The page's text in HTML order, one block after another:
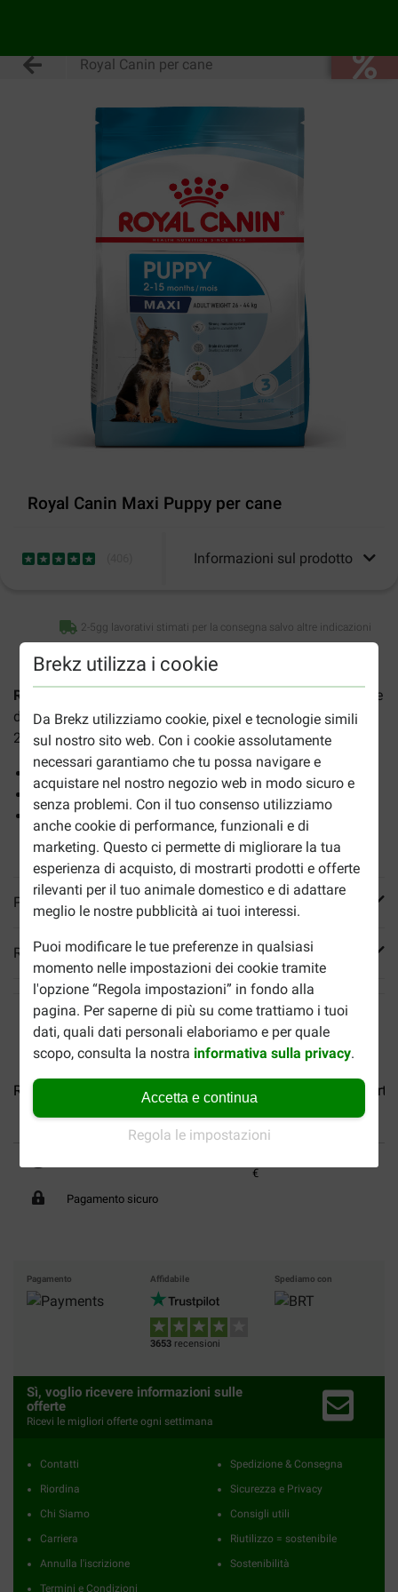
Brekz utilizza i cookie
Da Brekz utilizziamo cookie, pixel e tecnologie simili
sul nostro sito web. Con i cookie assolutamente
necessari garantiamo che tu possa navigare e
acquistare nel nostro negozio web in modo sicuro e
senza problemi. Con il tuo consenso utilizziamo
anche cookie di performance, funzionali e di
marketing. Questo ci permette di migliorare la tua
esperienza di acquisto, di mostrarti prodotti e offerte
rilevanti per il tuo animale domestico e di adattare
meglio le nostre pubblicità ai tuoi interessi.
Puoi modificare le tue preferenze in qualsiasi
momento nelle impostazioni dei cookie tramite
l'opzione “Regola impostazioni” in fondo alla
pagina. Per saperne di più su come trattiamo i tuoi
dati, quali dati personali elaboriamo e per quale
scopo, consulta la nostra informativa sulla privacy.
Accetta e continua
Regola le impostazioni
Royal Canin per cane
Royal Canin Maxi Puppy per cane
Informazioni sul prodotto
2-5gg lavorativi stimati per la consegna salvo altre indicazioni
Royal Canin Maxi Puppy
è un alimento per cuccioli di razze
di grandi dimensioni fino a 15 mesi con un peso adulto da
26 a 45 kg. I vantaggi:
Supporta la resistenza naturale
Crescita sostenuta - Fabbisogno energetico moderato
Da abbinare al cibo umido corrispondente, che puoi
ordinare a parte qui sopra.
Più informazioni
Reviews
Royal Canin Mini Ageing 12+... Royal Canin Medium
€
Pagamento sicuro
Pagamento Affidabile
3653 recensioni
Spediamo con
Sì, voglio ricevere informazioni sulle
offerte
Ricevi le migliori offerte ogni settimana
Contatti
Riordina
Chi Siamo
Carriera
Annulla l'iscrizione
Termini e Condizioni
Spedizione & Consegna
Sicurezza e Privacy
Consigli utili
Riutilizzo = sostenibile
Sostenibilità